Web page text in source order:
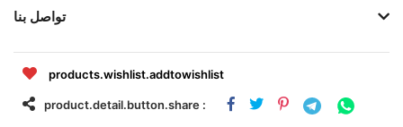
تواصل بنا
products.wishlist.addtowishlist
product.detail.button.share :